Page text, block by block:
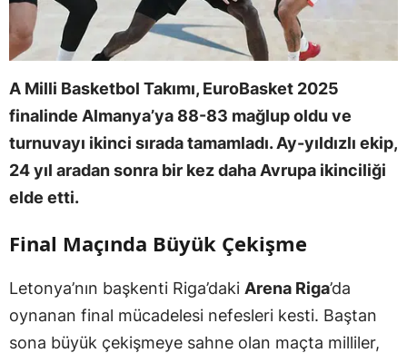
A Milli Basketbol Takımı, EuroBasket 2025
finalinde Almanya’ya 88-83 mağlup oldu ve
turnuvayı ikinci sırada tamamladı. Ay-yıldızlı ekip,
24 yıl aradan sonra bir kez daha Avrupa ikinciliği
elde etti.
Final Maçında Büyük Çekişme
Letonya’nın başkenti Riga’daki Arena Riga’da
oynanan final mücadelesi nefesleri kesti. Baştan
sona büyük çekişmeye sahne olan maçta milliler,